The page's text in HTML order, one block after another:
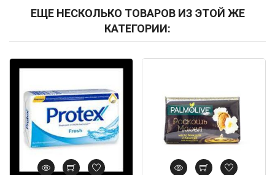
ЕЩЕ НЕСКОЛЬКО ТОВАРОВ ИЗ ЭТОЙ ЖЕ
КАТЕГОРИИ:
Код: 1801